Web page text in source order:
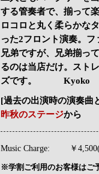
する管奏者で、揃って
ロコロと丸く柔らかな
った2フロント演奏。
兄弟ですが、兄弟揃っ
るのは当店だけ。スト
ズです。 Kyoko
[過去の出演時の演奏曲
昨秋のステージから
Music Charge: ￥
※学割ご利用のお客様はご